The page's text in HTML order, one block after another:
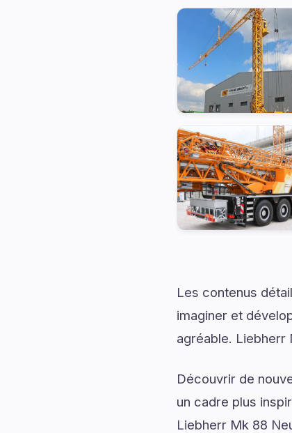
Les contenus
imaginer et
agréable. Liebherr
Découvrir de
un cadre plus
Liebherr Mk 88